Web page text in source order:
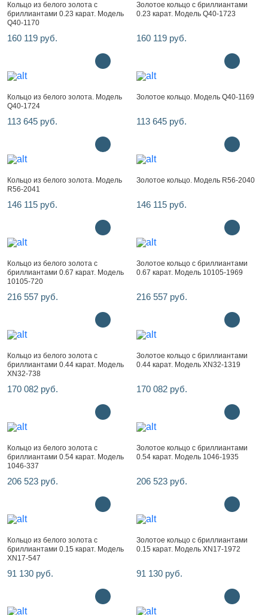
Кольцо из белого золота с
бриллиантами 0.23 карат. Модель
Q40-1170
160 119 руб.
Золотое кольцо с бриллиантами
0.23 карат. Модель Q40-1723
160 119 руб.
Кольцо из белого золота. Модель
Q40-1724
113 645 руб.
Золотое кольцо. Модель Q40-1169
113 645 руб.
Кольцо из белого золота. Модель
R56-2041
146 115 руб.
Золотое кольцо. Модель R56-2040
146 115 руб.
Кольцо из белого золота с
бриллиантами 0.67 карат. Модель
10105-720
216 557 руб.
Золотое кольцо с бриллиантами
0.67 карат. Модель 10105-1969
216 557 руб.
Кольцо из белого золота с
бриллиантами 0.44 карат. Модель
XN32-738
170 082 руб.
Золотое кольцо с бриллиантами
0.44 карат. Модель XN32-1319
170 082 руб.
Кольцо из белого золота с
бриллиантами 0.54 карат. Модель
1046-337
206 523 руб.
Золотое кольцо с бриллиантами
0.54 карат. Модель 1046-1935
206 523 руб.
Кольцо из белого золота с
бриллиантами 0.15 карат. Модель
XN17-547
91 130 руб.
Золотое кольцо с бриллиантами
0.15 карат. Модель XN17-1972
91 130 руб.